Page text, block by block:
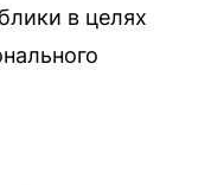
в целях